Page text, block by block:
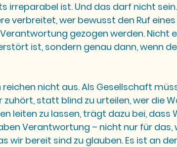
irreparabel ist. Und das darf nicht
verbreitet, wer bewusst den Ruf
gezogen werden. Nicht
ist, sondern genau dann, wenn
nicht aus. Als Gesellschaft
zuhört, statt blind zu urteilen, wer die
leiten zu lassen, trägt dazu bei, dass
Verantwortung – nicht nur für das,
wir bereit sind zu glauben. Es ist an